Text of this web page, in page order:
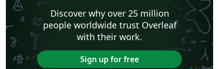
Discover why over 25 million
people worldwide trust Overleaf
with their work.
Sign up for free